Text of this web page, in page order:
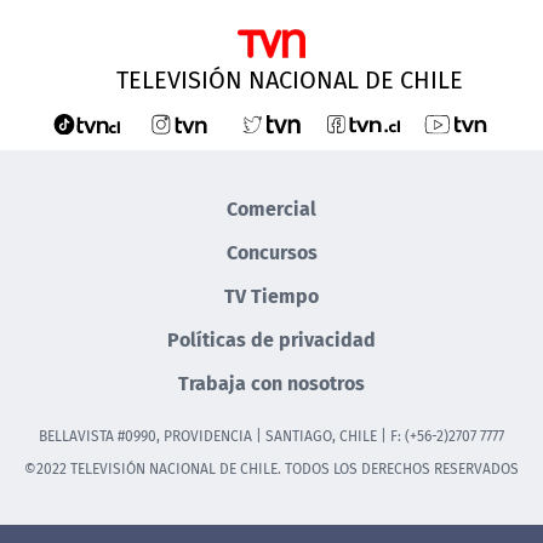
TELEVISIÓN NACIONAL DE CHILE
Comercial
Concursos
TV Tiempo
Políticas de privacidad
Trabaja con nosotros
BELLAVISTA #0990, PROVIDENCIA | SANTIAGO, CHILE | F: (+56-2)2707 7777
©2022 TELEVISIÓN NACIONAL DE CHILE. TODOS LOS DERECHOS RESERVADOS